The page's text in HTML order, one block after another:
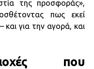
της προσφοράς»,
πως εκεί
και για την αγορά, και
που